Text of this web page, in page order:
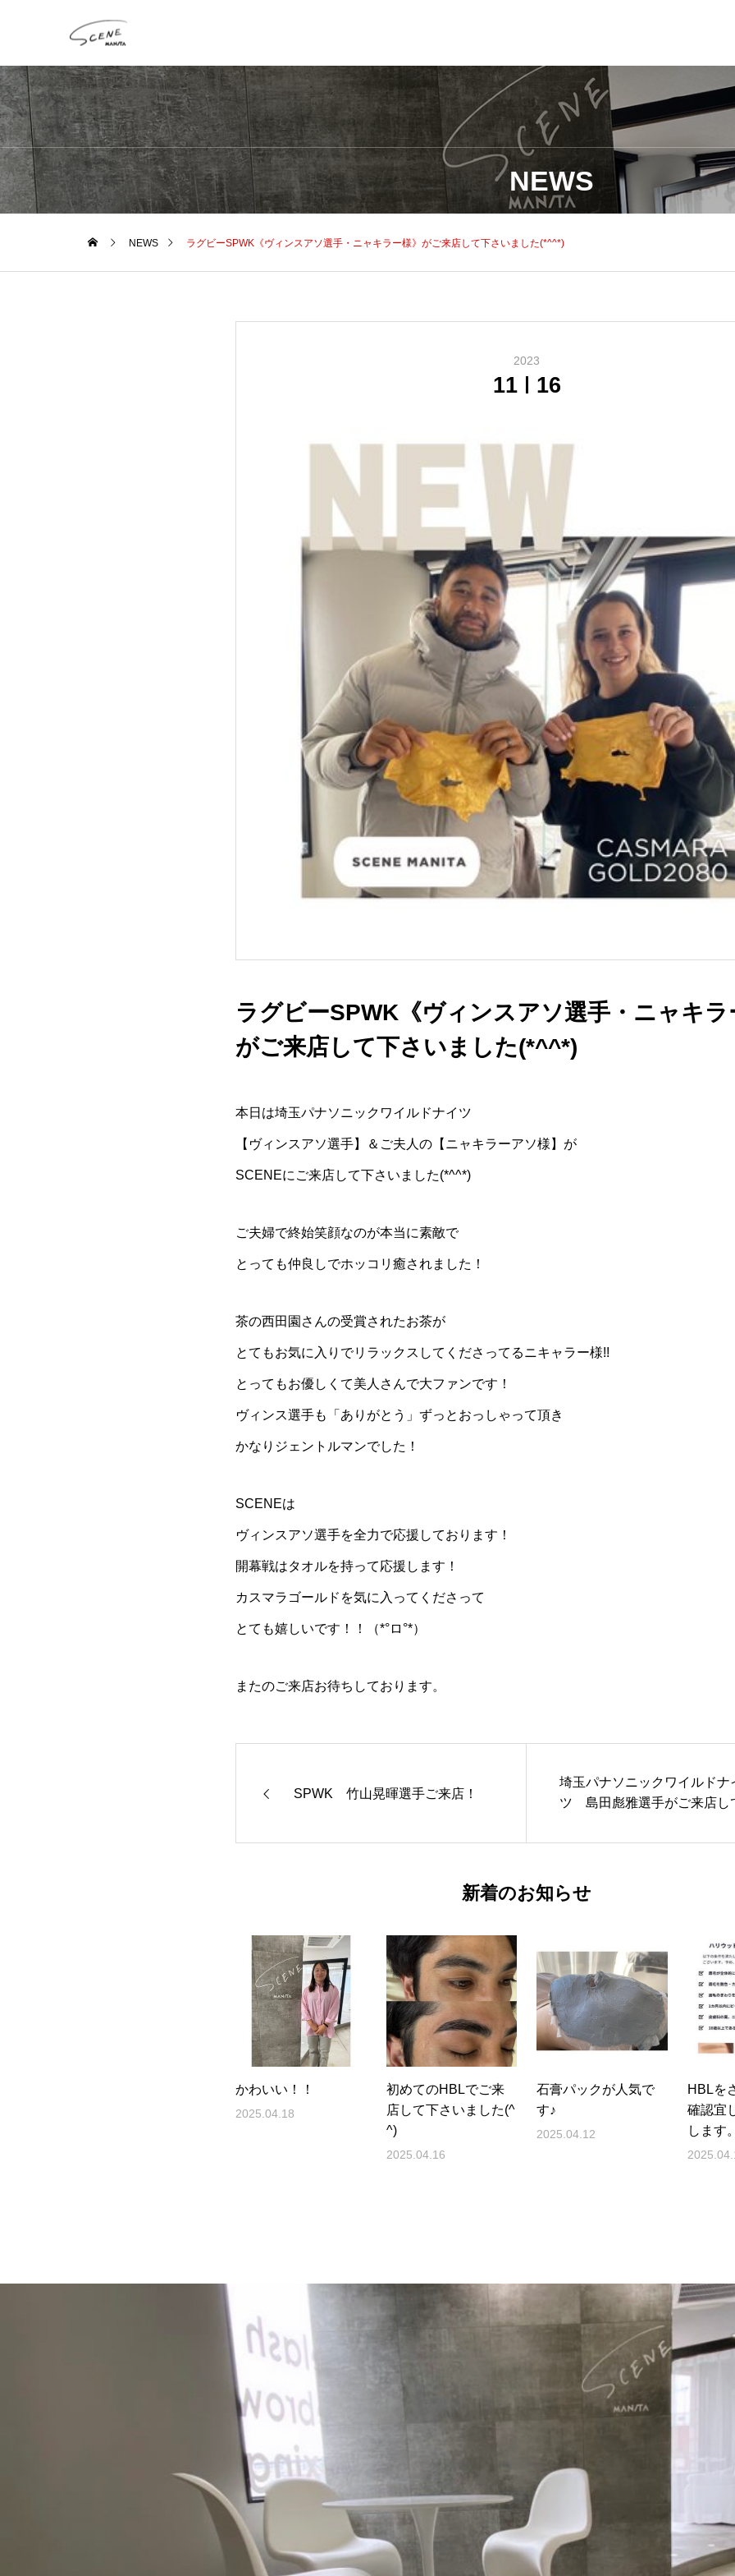
NEWS
NEWS ラグビーSPWK《ヴィンスアソ選手・ニャキラー様》がご来店して下さいました(*^^*)
2023
11 16
ラグビーSPWK《ヴィンスアソ選手・ニャキラ
がご来店して下さいました(*^^*)
本日は埼玉パナソニックワイルドナイツ
【ヴィンスアソ選手】＆ご夫人の【ニャキラーアソ様】が
SCENEにご来店して下さいました(*^^*)
ご夫婦で終始笑顔なのが本当に素敵で
とっても仲良しでホッコリ癒されました！
茶の西田園さんの受賞されたお茶が
とてもお気に入りでリラックスしてくださってるニキャラー様!!
とってもお優しくて美人さんで大ファンです！
ヴィンス選手も「ありがとう」ずっとおっしゃって頂き
かなりジェントルマンでした！
SCENEは
ヴィンスアソ選手を全力で応援しております！
開幕戦はタオルを持って応援します！
カスマラゴールドを気に入ってくださって
とても嬉しいです！！（*°ロ°*）
またのご来店お待ちしております。
SPWK 竹山晃暉選手ご来店！
埼玉パナソニックワイルドナ
ツ 島田彪雅選手がご来店し
新着のお知らせ
かわいい！！
2025.04.18
初めてのHBLでご来
店して下さいました(^
^)
2025.04.16
石膏パックが人気で
す♪
2025.04.12
HBLを
確認宜
します